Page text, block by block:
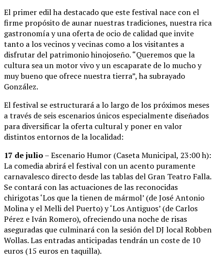
El primer edil ha destacado que este festival nace con el
firme propósito de aunar nuestras tradiciones, nuestra rica
gastronomía y una oferta de ocio de calidad que invite
tanto a los vecinos y vecinas como a los visitantes a
disfrutar del patrimonio hinojoseño. “Queremos que la
cultura sea un motor vivo y un escaparate de lo mucho y
muy bueno que ofrece nuestra tierra”, ha subrayado
González.
El festival se estructurará a lo largo de los próximos meses
a través de seis escenarios únicos especialmente diseñados
para diversificar la oferta cultural y poner en valor
distintos entornos de la localidad:
17 de julio– Escenario Humor (Caseta Municipal, 23:00 h):
La comedia abrirá el festival con un acento puramente
carnavalesco directo desde las tablas del Gran Teatro Falla.
Se contará con las actuaciones de las reconocidas
chirigotas ‘Los que la tienen de mármol’ (de José Antonio
Molina y el Melli del Puerto) y ‘Los Antiguos’ (de Carlos
Pérez e Iván Romero), ofreciendo una noche de risas
aseguradas que culminará con la sesión del DJ local Robben
Wollas. Las entradas anticipadas tendrán un coste de 10
euros (15 euros en taquilla).